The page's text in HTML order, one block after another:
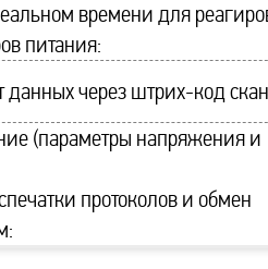
времени для
питания:
данных через штрих-код
(параметры напряжения и
протоколов и обмен